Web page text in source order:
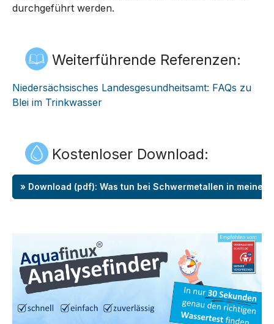
durchgeführt werden.
Weiterführende Referenzen:
Niedersächsisches Landesgesundheitsamt: FAQs zu
Blei im Trinkwasser
Kostenloser Download:
» Download (pdf): Was tun bei Schwermetallen in meinem